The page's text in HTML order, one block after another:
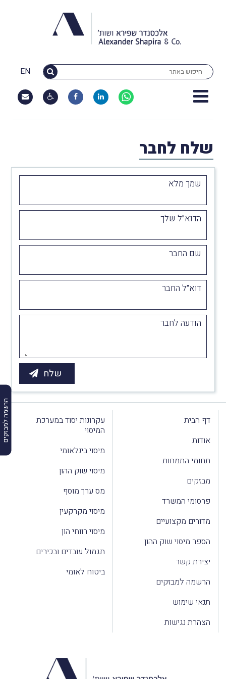
EN
הרשמה למבזקים
שלח לחבר
שמך מלא
הדוא״ל שלך
שם החבר
דוא״ל החבר
הודעה לחבר
דף הבית
אודות
תחומי התמחות
מבזקים
פרסומי המשרד
מדורים מקצועיים
הספר מיסוי שוק ההון
יצירת קשר
הרשמה למבזקים
תנאי שימוש
הצהרת נגישות
עקרונות יסוד במערכת
המיסוי
מיסוי בינלאומי
מיסוי שוק ההון
מס ערך מוסף
מיסוי מקרקעין
מיסוי רווחי הון
תגמול עובדים ובכירים
ביטוח לאומי